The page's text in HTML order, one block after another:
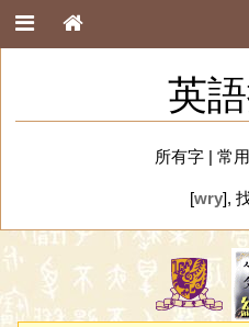
英
所有字| 常
[wry],